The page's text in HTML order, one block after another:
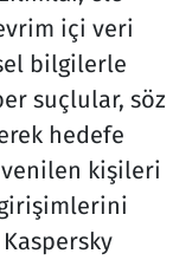
içi veri
bilgilerle
suçlular, söz
hedefe
kişileri